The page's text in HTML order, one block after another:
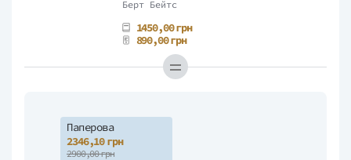
Берт Бейтс
1450,00 грн
890,00 грн
Паперова
2346,10 грн
2900,00 грн